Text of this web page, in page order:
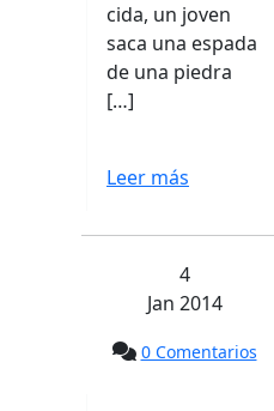
cida, un joven
saca una espada
de una piedra
[…]
Leer más
4
Jan 2014
0 Comentarios